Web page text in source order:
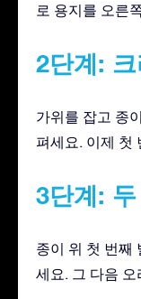
로 용지를 오른
2단계:
가위를 잡고 종
펴세요. 이제 첫
3단계:
종이 위 첫 번째
세요. 그 다음 오